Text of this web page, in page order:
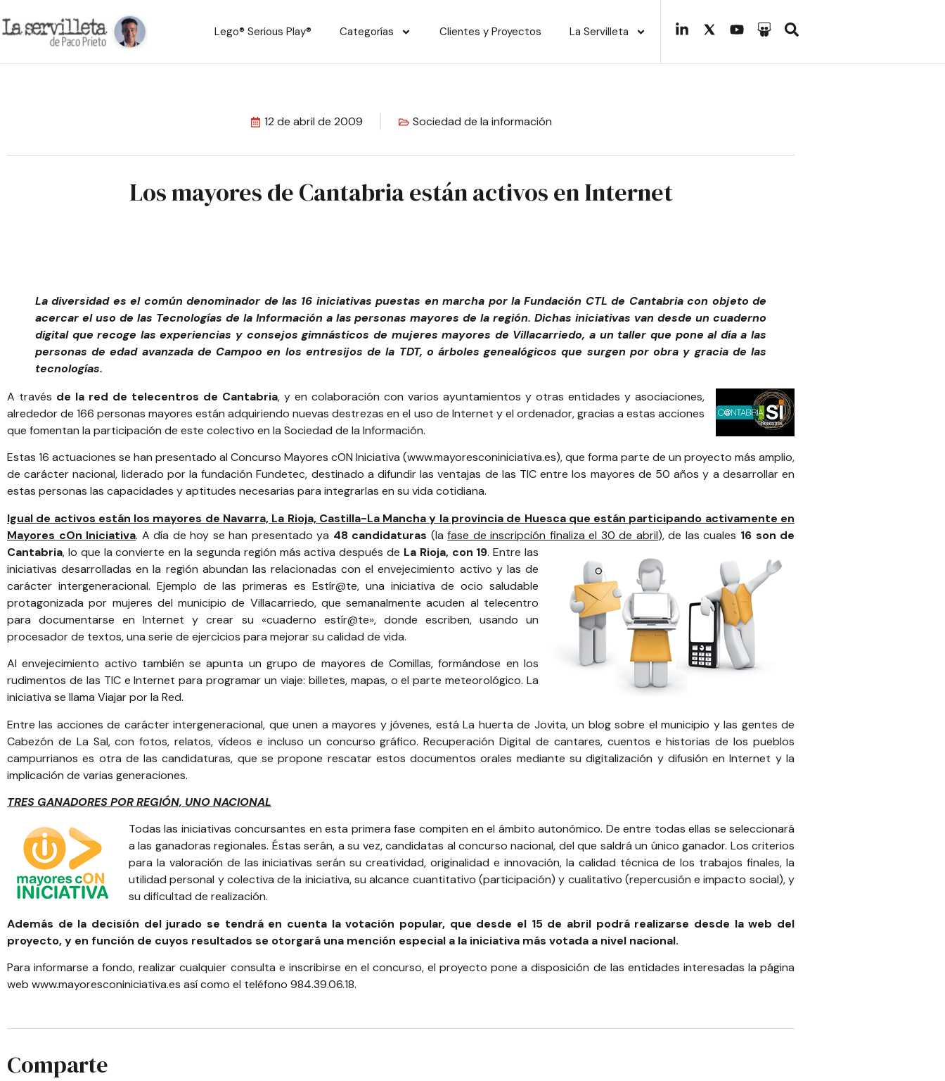
Lego® Serious Play® Categorías Clientes y Proyectos La Servilleta
12 de abril de 2009 Sociedad de la información
Los mayores de Cantabria están activos en Internet
La diversidad es el común denominador de las 16 iniciativas puestas en marcha por laFundación CTL de Cantabriacon objeto de
acercar el uso de las Tecnologías de la Información a las personas mayores de la región. Dichas iniciativas van desde un cuaderno
digital que recoge las experiencias y consejos gimnásticos de mujeres mayores de Villacarriedo, a un taller que pone al día a las
personas de edad avanzada de Campoo en los entresijos de la TDT, o árboles genealógicos que surgen por obra y gracia de las
tecnologías.
A través de la red de telecentros de Cantabria, y en colaboración con varios ayuntamientos y otras entidades y asociaciones,
alrededor de 166 personas mayores están adquiriendo nuevas destrezas en el uso de Internet y el ordenador, gracias a estas acciones
que fomentan la participación de este colectivo en la Sociedad de la Información.
Estas 16 actuaciones se han presentado al Concurso Mayores cON Iniciativa (www.mayoresconiniciativa.es), que forma parte de un proyecto más amplio,
de carácter nacional, liderado por lafundación Fundetec, destinado a difundir las ventajas de las TIC entre los mayores de 50 años y a desarrollar en
estas personas las capacidades y aptitudes necesarias para integrarlas en su vida cotidiana.
Igual de activos están los mayores de Navarra, La Rioja, Castilla-La Mancha y la provincia de Huesca que están participando activamente en
Mayores cOn Iniciativa. A día de hoy se han presentado ya 48 candidaturas (lafase de inscripción finaliza el 30 de abril), de las cuales 16 son de
Cantabria, lo que la convierte en la segunda región más activa después de La Rioja, con 19.Entre las
iniciativas desarrolladas en la región abundan las relacionadas con el envejecimiento activo y las de
carácter intergeneracional. Ejemplo de las primeras es Estír@te, una iniciativa de ocio saludable
protagonizada por mujeres del municipio de Villacarriedo, que semanalmente acuden al telecentro
para documentarse en Internet y crear su «cuaderno estír@te», donde escriben, usando un
procesador de textos, una serie de ejercicios para mejorar su calidad de vida.
Al envejecimiento activo también se apunta un grupo de mayores de Comillas, formándose en los
rudimentos de las TIC e Internet para programar un viaje: billetes, mapas, o el parte meteorológico. La
iniciativa se llama Viajar por la Red.
Entre las acciones de carácter intergeneracional, que unen a mayores y jóvenes, está La huerta de Jovita, un blog sobre el municipio y las gentes de
Cabezón de La Sal, con fotos, relatos, vídeos e incluso un concurso gráfico. Recuperación Digital de cantares, cuentos e historias de los pueblos
campurrianos es otra de las candidaturas, que se propone rescatar estos documentos orales mediante su digitalización y difusión en Internet y la
implicación de varias generaciones.
TRES GANADORES POR REGIÓN, UNO NACIONAL
Todas las iniciativas concursantes en esta primera fase compiten en el ámbito autonómico. De entre todas ellas se seleccionará
a las ganadoras regionales. Éstas serán, a su vez, candidatas al concurso nacional, del que saldrá un único ganador. Los criterios
para la valoración de las iniciativas serán su creatividad, originalidad e innovación, la calidad técnica de los trabajos finales, la
utilidad personal y colectiva de la iniciativa, su alcance cuantitativo (participación) y cualitativo (repercusión e impacto social), y
su dificultad de realización.
Además de la decisión del jurado se tendrá en cuenta la votación popular, que desde el 15 de abril podrá realizarse desde la web del
proyecto, y en función de cuyos resultados se otorgará una mención especial a la iniciativa más votada a nivel nacional.
Para informarse a fondo, realizar cualquier consulta e inscribirse en el concurso, el proyecto pone a disposición de las entidades interesadas la página
web www.mayoresconiniciativa.es así como el teléfono 984.39.06.18.
Comparte